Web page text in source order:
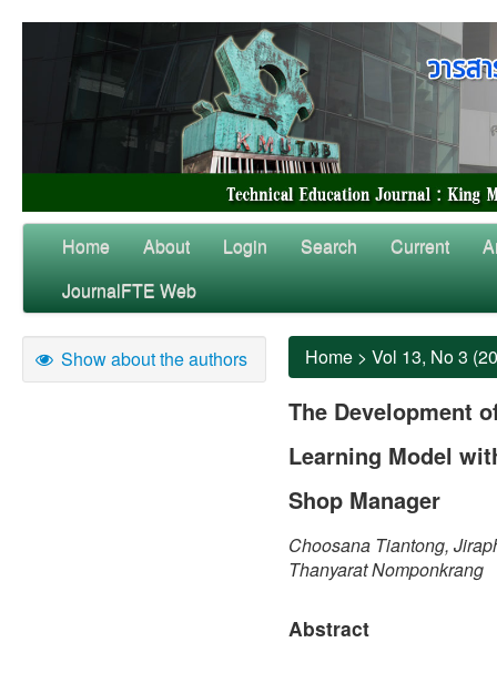
Home About Login Search Current
JournalFTE Web
Show about the authors Home > Vol 13, No 3
The Development
Learning Model
Shop Manager
Choosana Tiantong,
Thanyarat Nomponkrang
Abstract